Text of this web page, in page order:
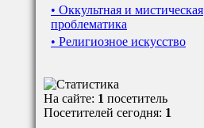
• Оккультная и мистическая
проблематика
• Религиозное искусство
На сайте: 1 посетитель
Посетителей сегодня: 1